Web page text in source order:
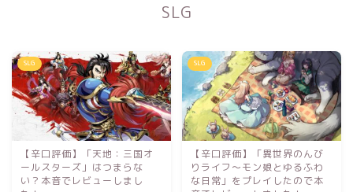
SLG
SLG
【辛口評価】「天地：三国オ
ールスターズ」はつまらな
い？本音でレビューしまし
SLG
【辛口評価】「異世界のんび
りライフ～モン娘とゆるふわ
な日常」をプレイしたので本